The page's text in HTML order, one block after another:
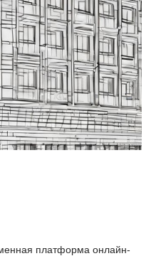
платформа онлайн-